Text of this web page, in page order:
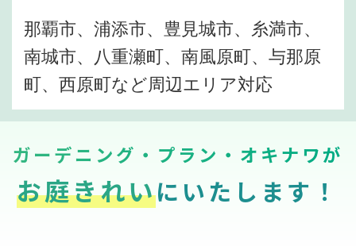
那覇市、浦添市、豊見城市、糸満市、
南城市、八重瀬町、南風原町、与那原
町、西原町など周辺エリア対応
ガーデニング・プラン・オキナワが
お庭きれいにいたします！